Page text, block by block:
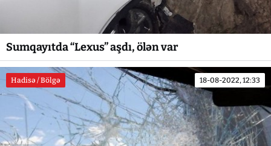
Sumqayıtda “Lexus” aşdı, ölən var
Hadisə / Bölgə 18-08-2022, 12:33